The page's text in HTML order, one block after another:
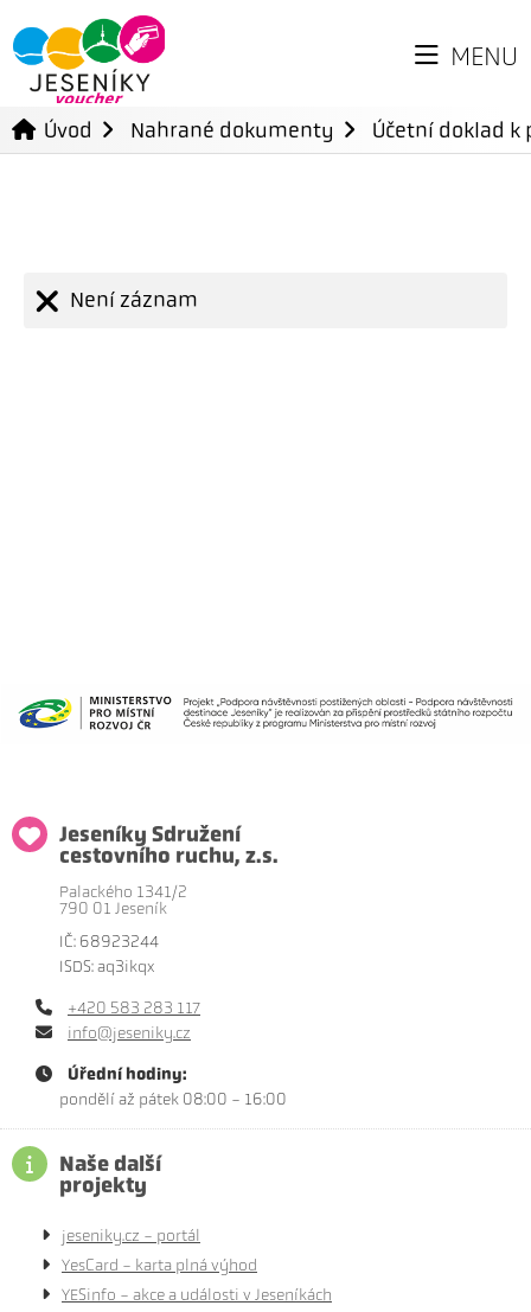
MENU
Úvod Nahrané dokumenty Účetní doklad
Není záznam
Jeseníky Sdružení
cestovního ruchu, z.s.
Palackého 1341/2
790 01 Jeseník
IČ: 68923244
ISDS: aq3ikqx
+420 583 283 117
info@jeseniky.cz
Úřední hodiny:
pondělí až pátek 08:00 - 16:00
Naše další
projekty
jeseniky.cz - portál
YesCard - karta plná výhod
YESinfo - akce a události v Jeseníkách